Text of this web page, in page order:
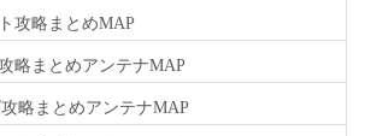
攻略まとめMAP
略まとめアンテナMAP
略まとめアンテナMAP